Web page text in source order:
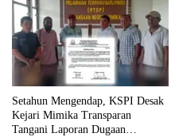
Setahun Mengendap, KSPI Desak
Kejari Mimika Transparan
Tangani Laporan Dugaan